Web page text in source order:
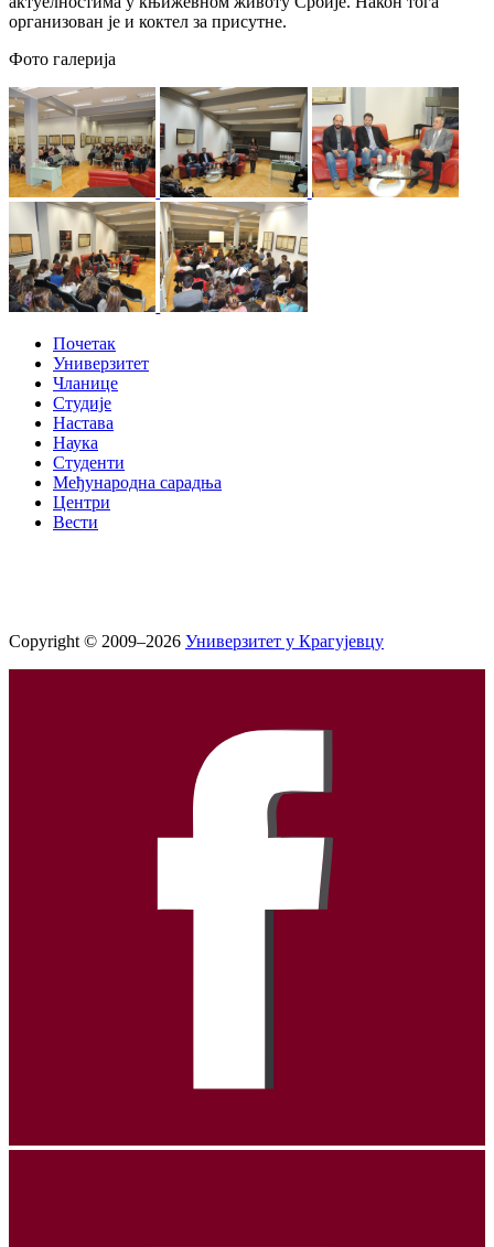
организован је и коктел за присутне.
Фото галерија
Почетак
Универзитет
Чланице
Студије
Настава
Наука
Студенти
Међународна сарадња
Центри
Вести
Copyright © 2009–2026 Универзитет у Крагујевцу